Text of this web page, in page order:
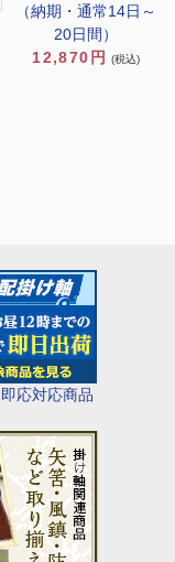
即応対応商品
（納期・通常14日～
20日間）
12,870円
(税込)